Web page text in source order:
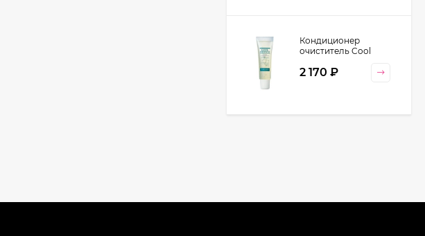
Кондиционер
очиститель Cool
Cosmetics, 130 гр
2 170 ₽